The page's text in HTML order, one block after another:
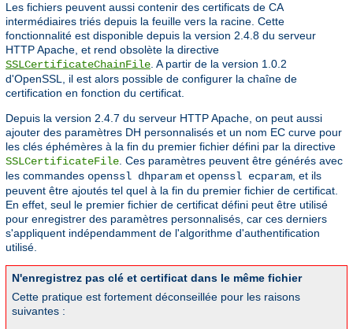
Les fichiers peuvent aussi contenir des certificats de CA
intermédiaires triés depuis la feuille vers la racine. Cette
fonctionnalité est disponible depuis la version 2.4.8 du serveur
HTTP Apache, et rend obsolète la directive
SSLCertificateChainFile . A partir de la version 1.0.2
d'OpenSSL, il est alors possible de configurer la chaîne de
certification en fonction du certificat.
Depuis la version 2.4.7 du serveur HTTP Apache, on peut aussi
ajouter des paramètres DH personnalisés et un nom EC curve pour
les clés éphémères à la fin du premier fichier défini par la directive
SSLCertificateFile . Ces paramètres peuvent être générés avec
les commandes openssl dhparam et openssl ecparam , et ils
peuvent être ajoutés tel quel à la fin du premier fichier de certificat.
En effet, seul le premier fichier de certificat défini peut être utilisé
pour enregistrer des paramètres personnalisés, car ces derniers
s'appliquent indépendamment de l'algorithme d'authentification
utilisé.
N'enregistrez pas clé et certificat dans le même fichier
Cette pratique est fortement déconseillée pour les raisons
suivantes :